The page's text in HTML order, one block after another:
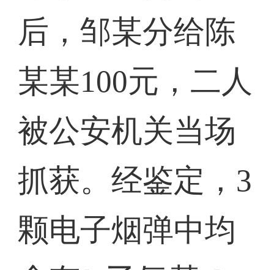
后，邹某分给陈
某某100元，二人
被公安机关当场
抓获。经鉴定，3
颗电子烟弹中均